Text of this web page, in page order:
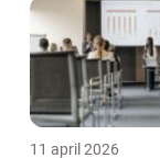
11 april 2026